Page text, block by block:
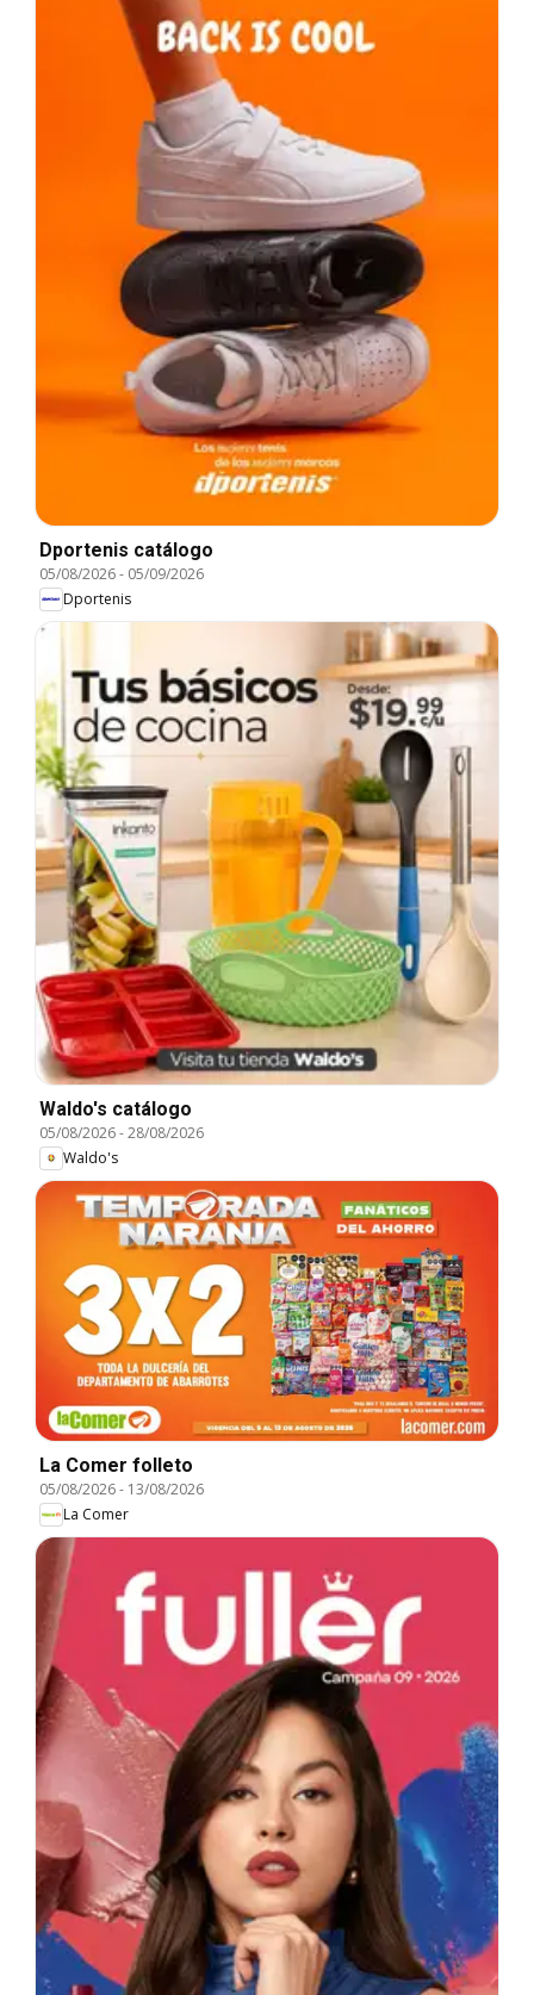
Dportenis catálogo
05/08/2026- 05/09/2026
Dportenis
Waldo's catálogo
05/08/2026-28/08/2026
Waldo's
La Comer folleto
05/08/2026- 13/08/2026
La Comer